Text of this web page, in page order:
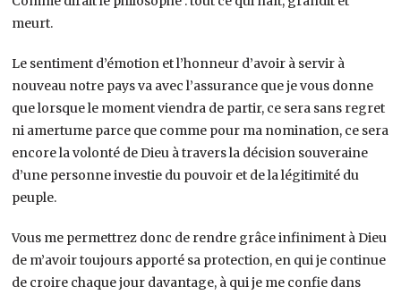
meurt.
Le sentiment d’émotion et l’honneur d’avoir à servir à
nouveau notre pays va avec l’assurance que je vous donne
que lorsque le moment viendra de partir, ce sera sans regret
ni amertume parce que comme pour ma nomination, ce sera
encore la volonté de Dieu à travers la décision souveraine
d’une personne investie du pouvoir et de la légitimité du
peuple.
Vous me permettrez donc de rendre grâce infiniment à Dieu
de m’avoir toujours apporté sa protection, en qui je continue
de croire chaque jour davantage, à qui je me confie dans